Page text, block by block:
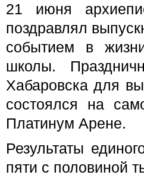
21 июня
поздравлял
событием в
школы.
Хабаровска для
состоялся на
Платинум Арене.
Результаты
пяти с половиной